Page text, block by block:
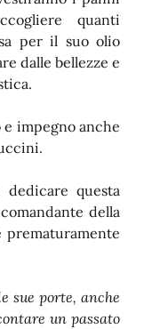
quanti
per il suo olio
dalle bellezze e
impegno anche
questa
della
prematuramente
sue porte, anche
un passato